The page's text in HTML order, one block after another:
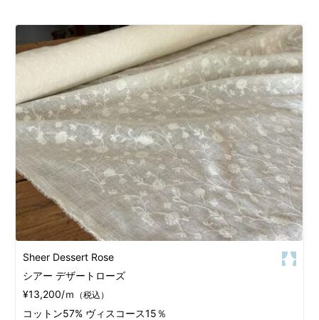
Sheer Dessert Rose
シアー デザートローズ
¥13,200/ｍ （税込）
コットン57% ヴィスコース15％